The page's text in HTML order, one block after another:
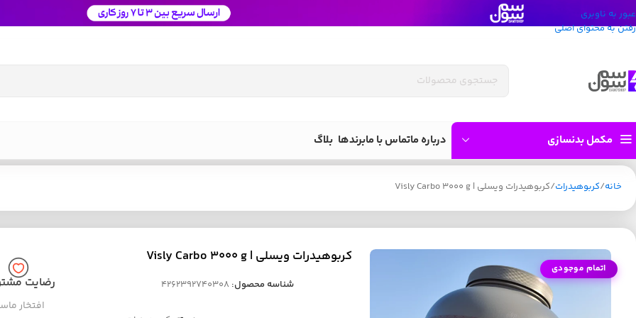
عبور به ناوبری
رفتن به محتوای اصلی
مکمل بدنسازی درباره ماتماس با مابرندها بلاگ
خانه کربوهیدرات کربوهیدرات ویسلی | Visly Carbo 3000 g
اتمام موجودی
کربوهیدرات ویسلی | Visly Carbo 3000 g
شناسه محصول:4262392740308 رضایت
افتخار